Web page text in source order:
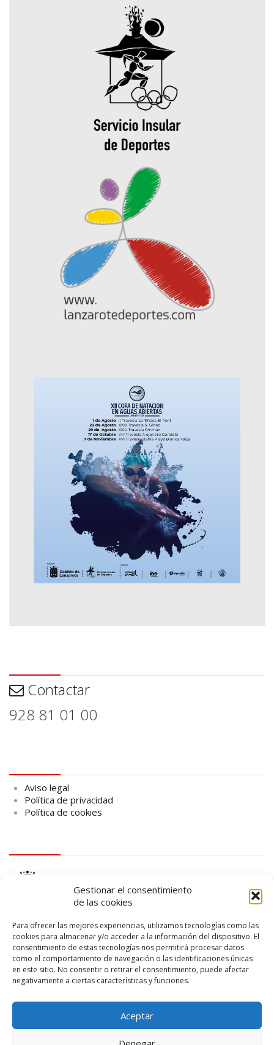
Gestionar el consentimiento
de las cookies
Para ofrecer las mejores experiencias, utilizamos tecnologías como las
cookies para almacenar y/o acceder a la información del dispositivo. El
consentimiento de estas tecnologías nos permitirá procesar datos
como el comportamiento de navegación o las identificaciones únicas
en este sitio. No consentir o retirar el consentimiento, puede afectar
negativamente a ciertas características y funciones.
Aceptar
Contactar
928 81 01 00
Aviso legal
Política de privacidad
Política de cookies
logo SID